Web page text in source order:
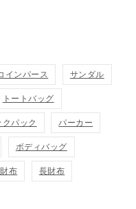
インパース サンダル
トートバッグ
クパック パーカー
ボディバッグ
布 長財布